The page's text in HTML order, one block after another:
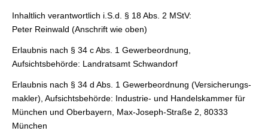
Inhaltlich verantwortlich i.S.d. § 18 Abs. 2 MStV:
Peter Reinwald (Anschrift wie oben)
Erlaubnis nach § 34 c Abs. 1 Gewerbeordnung,
Aufsichtsbehörde: Landratsamt Schwandorf
Erlaubnis nach § 34 d Abs. 1 Gewerbeordnung (Ver­sicherungs­
makler), Aufsichtsbehörde: Industrie- und Handelskammer für
München und Oberbayern, Max-Joseph-Straße 2, 80333
München